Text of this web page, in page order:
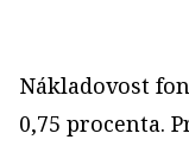
Nákladovost
0,75 procenta.